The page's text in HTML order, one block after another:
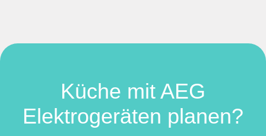
Küche mit AEG
Elektrogeräten planen?